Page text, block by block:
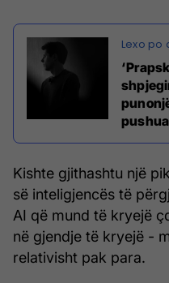
Kishte gjithashtu një
së inteligjencës të
AI që mund të kryejë
në gjendje të kryejë -
relativisht pak para.